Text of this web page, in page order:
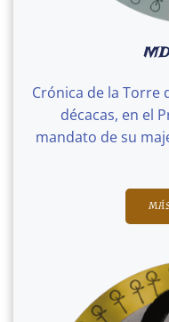
Crónica de la Torre
décacas, en el
mandato de su